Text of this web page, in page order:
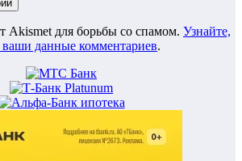
Akismet для борьбы со спамом. Узнайте,
ваши данные комментариев.